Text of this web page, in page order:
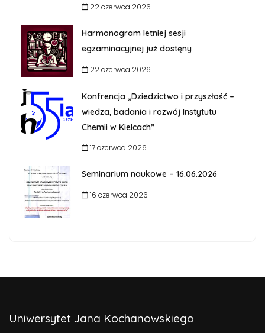
22 czerwca 2026
Harmonogram letniej sesji
egzaminacyjnej już dostęny
22 czerwca 2026
Konfrencja „Dziedzictwo i przyszłość –
wiedza, badania i rozwój Instytutu
Chemii w Kielcach”
17 czerwca 2026
Seminarium naukowe – 16.06.2026
16 czerwca 2026
Uniwersytet Jana Kochanowskiego